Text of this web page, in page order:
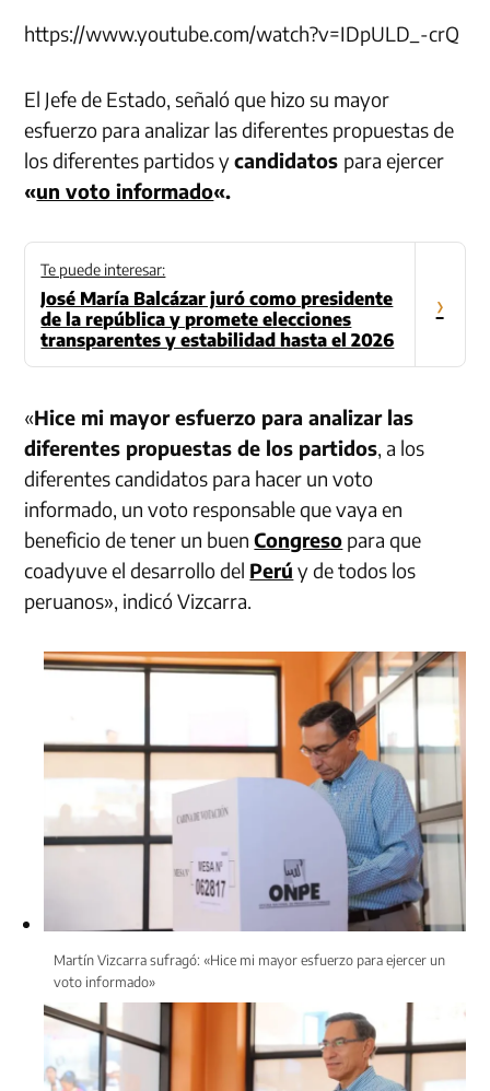
https://www.youtube.com/watch?v=IDpULD_-crQ
El Jefe de Estado, señaló que hizo su mayor
esfuerzo para analizar las diferentes propuestas de
los diferentes partidos ycandidatos para ejercer
«un voto informado«.
Te puede interesar:
José María Balcázar juró como presidente
de la república y promete elecciones
transparentes y estabilidad hasta el 2026
›
«Hice mi mayor esfuerzo para analizar las
diferentes propuestas de los partidos, a los
diferentes candidatos para hacer un voto
informado, un voto responsable que vaya en
beneficio de tener un buenCongreso para que
coadyuve el desarrollo del Perú y de todos los
peruanos», indicó Vizcarra.
Martín Vizcarra sufragó: «Hice mi mayor esfuerzo para ejercer un
voto informado»